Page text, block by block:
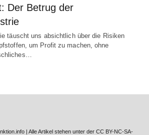
Der Betrug der
täuscht uns absichtlich über die Risiken
um Profit zu machen, ohne
| Alle Artikel stehen unter der CC BY-NC-SA-